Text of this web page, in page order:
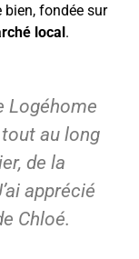
bien, fondée sur
local.
long